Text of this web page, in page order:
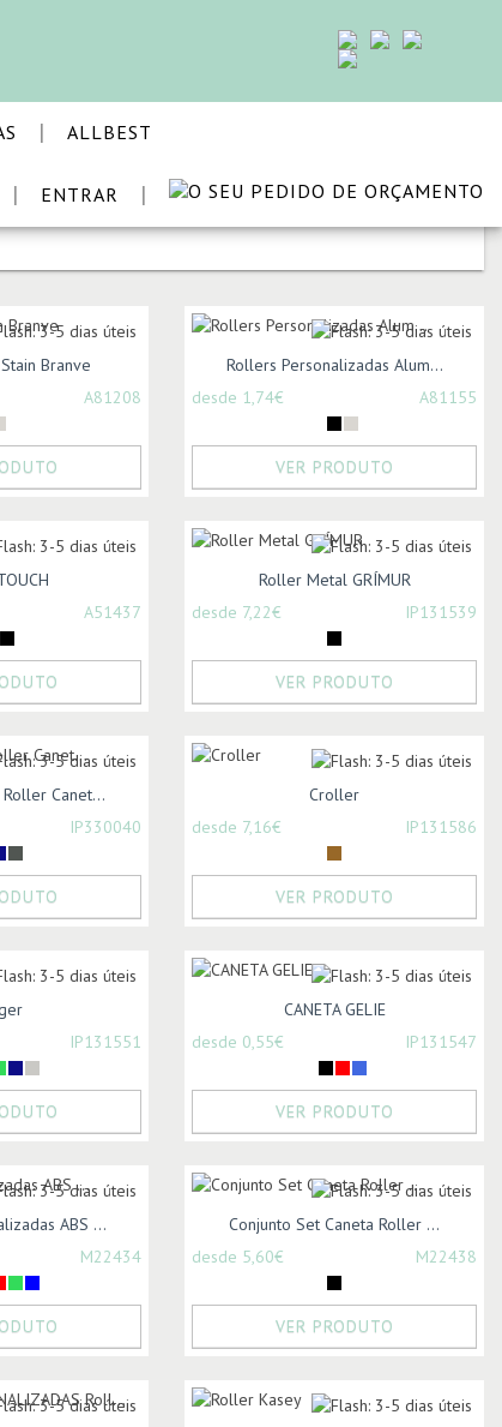
| ALLBEST
|
ENTRAR
| ORDENAR POR:
Branve
A81208
Rollers Personalizadas Alum...
desde 1,74€
A81155
VER PRODUTO
A51437
Roller Metal GRÍMUR
desde 7,22€
IP131539
VER PRODUTO
Canet...
IP330040
Croller
desde 7,16€
IP131586
VER PRODUTO
IP131551
CANETA GELIE
desde 0,55€
IP131547
VER PRODUTO
ABS ...
M22434
Conjunto Set Caneta Roller ...
desde 5,60€
M22438
VER PRODUTO